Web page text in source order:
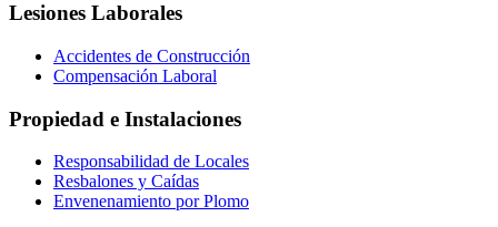
Lesiones Laborales
Accidentes de Construcción
Compensación Laboral
Propiedad e Instalaciones
Responsabilidad de Locales
Resbalones y Caídas
Envenenamiento por Plomo